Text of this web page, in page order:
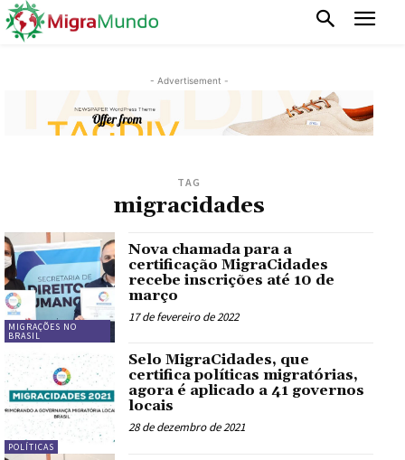
- Advertisement -
TAG
migracidades
MIGRAÇÕES NO
BRASIL
Nova chamada para a
certificação MigraCidades
recebe inscrições até 10 de
março
17 de fevereiro de 2022
POLÍTICAS
Selo MigraCidades, que
certifica políticas migratórias,
agora é aplicado a 41 governos
locais
28 de dezembro de 2021